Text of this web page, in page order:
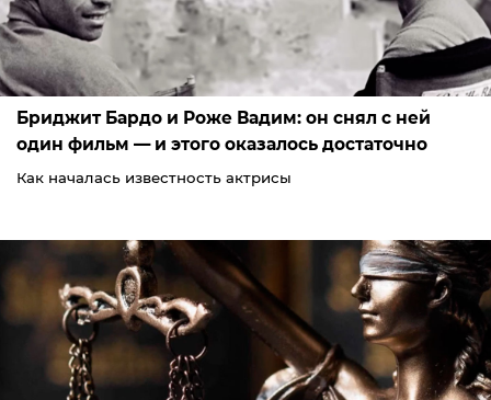
Бриджит Бардо и Роже Вадим: он снял с ней
один фильм — и этого оказалось достаточно
Как началась известность актрисы